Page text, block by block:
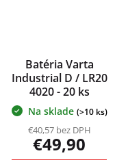
Batéria Varta
Industrial D / LR20
4020 - 20 ks
Na sklade (>10 ks)
€40,57 bez DPH
€49,90